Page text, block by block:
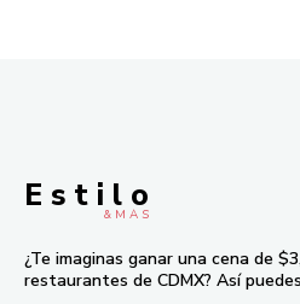
E s t i l o
& M À S
¿Te imaginas ganar una cena de
restaurantes de CDMX? Así